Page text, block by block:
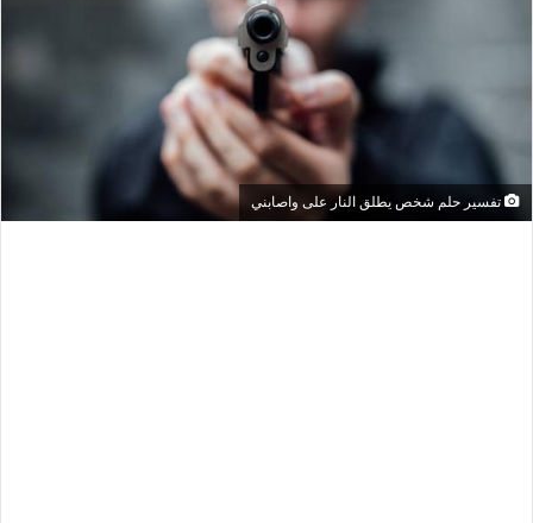
تفسير حلم شخص يطلق النار على واصابني